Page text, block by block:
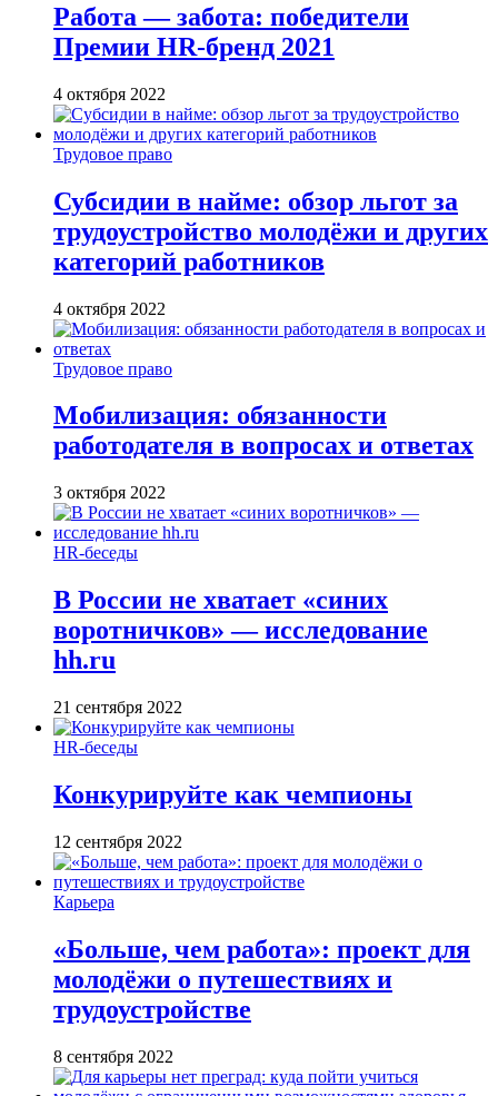
Работа — забота: победители
Премии HR-бренд 2021
4 октября 2022
Трудовое право
Субсидии в найме: обзор льгот за
трудоустройство молодёжи и других
категорий работников
4 октября 2022
Трудовое право
Мобилизация: обязанности
работодателя в вопросах и ответах
3 октября 2022
HR-беседы
В России не хватает «синих
воротничков» — исследование
hh.ru
21 сентября 2022
HR-беседы
Конкурируйте как чемпионы
12 сентября 2022
Карьера
«Больше, чем работа»: проект для
молодёжи о путешествиях и
трудоустройстве
8 сентября 2022